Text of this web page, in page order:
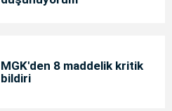
MGK'den 8 maddelik kritik
bildiri